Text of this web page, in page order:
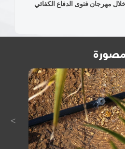
مهرجان فتوى الدفاع الكفائي
>